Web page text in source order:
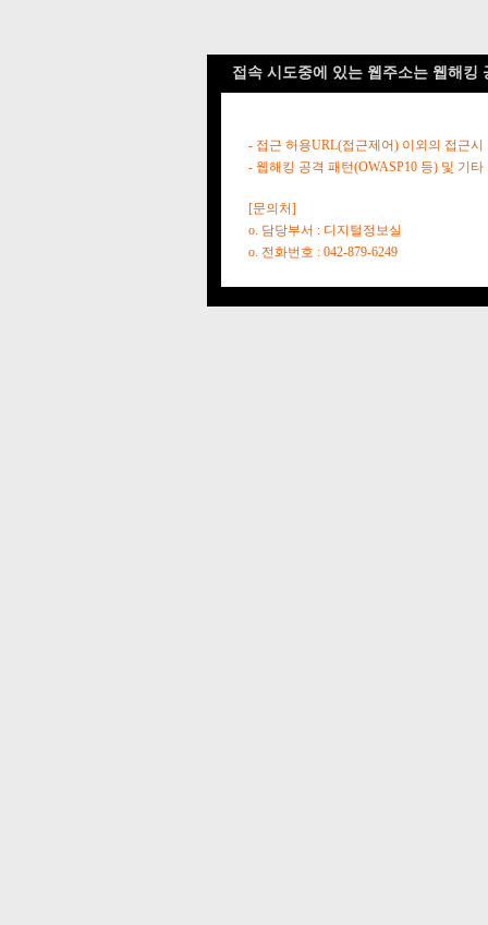
접속 시도중에 있는 웹주소는 웹해킹
- 접근 허용URL(접근제어) 이외의 접근시
- 웹해킹 공격 패턴(OWASP10 등) 및 기
[문의처]
o. 담당부서 : 디지털정보실
o. 전화번호 : 042-879-6249